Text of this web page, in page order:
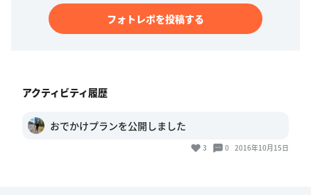
フォトレポを投稿する
アクティビティ履歴
おでかけプランを公開しました
3 0 2016年10月15日